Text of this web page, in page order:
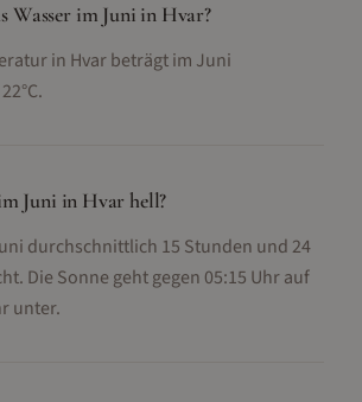
Wasser im Juni in Hvar?
in Hvar beträgt im Juni
Juni in Hvar hell?
durchschnittlich 15 Stunden und 24
Die Sonne geht gegen 05:15 Uhr auf
unter.